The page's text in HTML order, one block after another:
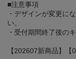
■注意事項
・デザインが変更に
い。
・受付期間終了後の
【202607新商品】【